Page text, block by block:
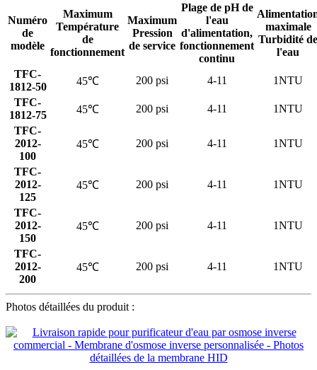
Numéro
de
modèle
Maximum
Température
de
fonctionnement
Maximum
Pression
de service
Plage de pH de
l'eau
d'alimentation,
fonctionnement
continu
maximale
Turbidité de
l'eau
TFC-
1812-50
45℃ 200 psi 4-11
1NTU
TFC-
1812-75
45℃ 200 psi 4-11
1NTU
TFC-
2012-
100
45℃ 200 psi 4-11 1NTU
TFC-
2012-
125
45℃ 200 psi 4-11 1NTU
TFC-
2012-
150
45℃ 200 psi 4-11 1NTU
TFC-
2012-
200
45℃ 200 psi 4-11 1NTU
Photos détaillées du produit :